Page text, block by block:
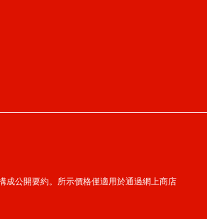
成公開要約。所示價格僅適用於通過網上商店